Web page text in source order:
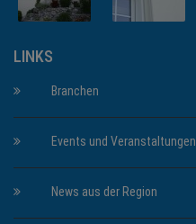
LINKS
Branchen
Events und Veranstaltungen
News aus der Region